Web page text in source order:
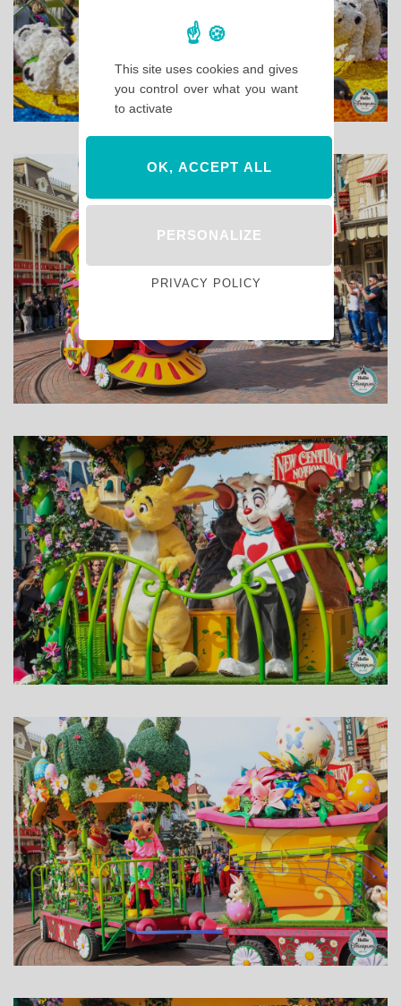
This site uses cookies and gives
you control over what you want
to activate
OK, ACCEPT ALL
PERSONALIZE
PRIVACY POLICY